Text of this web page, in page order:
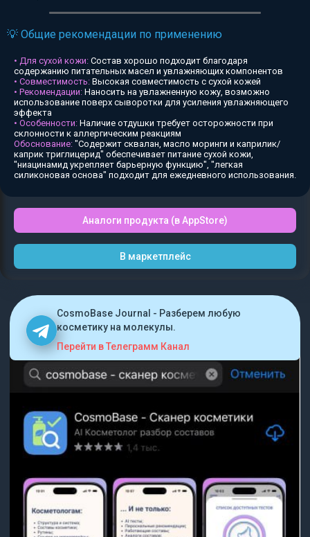
💡 Общие рекомендации по применению
• Для сухой кожи: Состав хорошо подходит благодаря
содержанию питательных масел и увлажняющих компонентов
• Совместимость: Высокая совместимость с сухой кожей
• Рекомендации: Наносить на увлажненную кожу, возможно
использование поверх сыворотки для усиления увлажняющего
эффекта
• Особенности: Наличие отдушки требует осторожности при
склонности к аллергическим реакциям
Обоснование: "Содержит сквалан, масло моринги и каприлик/
каприк триглицерид" обеспечивает питание сухой кожи,
"ниацинамид укрепляет барьерную функцию", "легкая
силиконовая основа" подходит для ежедневного использования.
Аналоги продукта (в AppStore)
В маркетплейс
CosmoBase Journal - Разберем любую
косметику на молекулы.
Перейти в Телеграмм Канал